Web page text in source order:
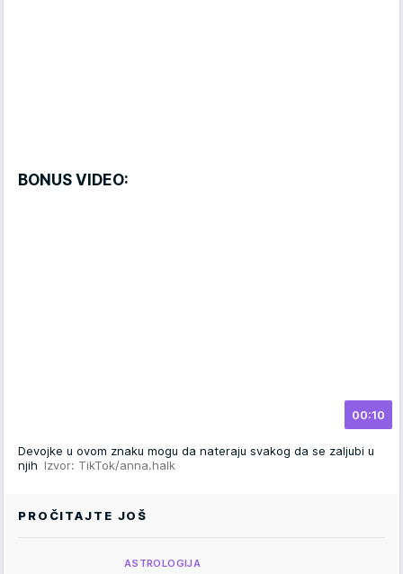
BONUS VIDEO:
00:10
Devojke u ovom znaku mogu da nateraju svakog da se zaljubi u
njih Izvor: TikTok/anna.halk
PROČITAJTE JOŠ
ASTROLOGIJA